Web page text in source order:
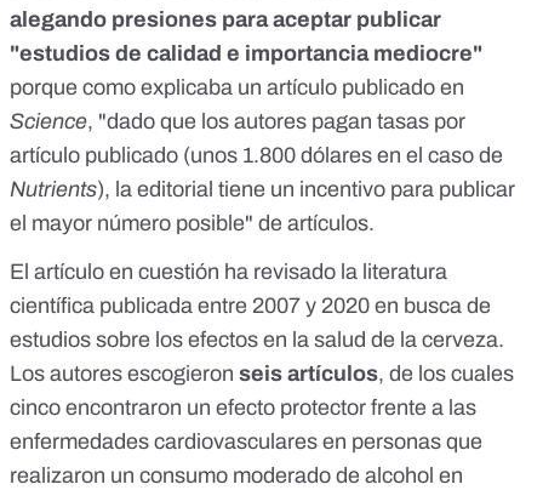
alegando presiones para aceptar publicar
"estudios de calidad e importancia mediocre"
porque como explicaba un artículo publicado en
Science, "dado que los autores pagan tasas por
artículo publicado (unos 1.800 dólares en el caso de
Nutrients), la editorial tiene un incentivo para publicar
el mayor número posible" de artículos.
El artículo en cuestión ha revisado la literatura
científica publicada entre 2007 y 2020 en busca de
estudios sobre los efectos en la salud de la cerveza.
Los autores escogieron seis artículos, de los cuales
cinco encontraron un efecto protector frente a las
enfermedades cardiovasculares en personas que
realizaron un consumo moderado de alcohol en